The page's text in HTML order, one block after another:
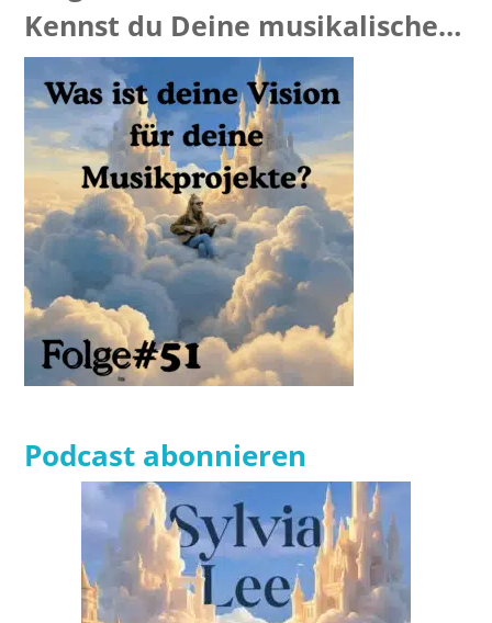
Kennst du Deine musikalische
Vision?
Podcast abonnieren